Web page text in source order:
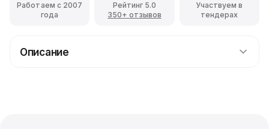
Работаем с 2007
года
Рейтинг 5.0
350+ отзывов
Участвуем в
тендерах
Описание